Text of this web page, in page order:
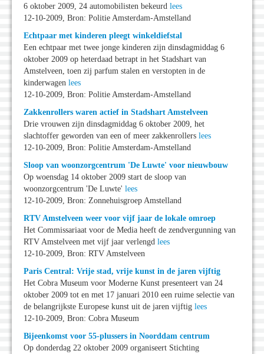
6 oktober 2009, 24 automobilisten bekeurd lees
12-10-2009, Bron: Politie Amsterdam-Amstelland
Echtpaar met kinderen pleegt winkeldiefstal
Een echtpaar met twee jonge kinderen zijn dinsdagmiddag 6
oktober 2009 op heterdaad betrapt in het Stadshart van
Amstelveen, toen zij parfum stalen en verstopten in de
kinderwagen lees
12-10-2009, Bron: Politie Amsterdam-Amstelland
Zakkenrollers waren actief in Stadshart Amstelveen
Drie vrouwen zijn dinsdagmiddag 6 oktober 2009, het
slachtoffer geworden van een of meer zakkenrollers lees
12-10-2009, Bron: Politie Amsterdam-Amstelland
Sloop van woonzorgcentrum 'De Luwte' voor nieuwbouw
Op woensdag 14 oktober 2009 start de sloop van
woonzorgcentrum 'De Luwte' lees
12-10-2009, Bron: Zonnehuisgroep Amstelland
RTV Amstelveen weer voor vijf jaar de lokale omroep
Het Commissariaat voor de Media heeft de zendvergunning van
RTV Amstelveen met vijf jaar verlengd lees
12-10-2009, Bron: RTV Amstelveen
Paris Central: Vrije stad, vrije kunst in de jaren vijftig
Het Cobra Museum voor Moderne Kunst presenteert van 24
oktober 2009 tot en met 17 januari 2010 een ruime selectie van
de belangrijkste Europese kunst uit de jaren vijftig lees
12-10-2009, Bron: Cobra Museum
Bijeenkomst voor 55-plussers in Noorddam centrum
Op donderdag 22 oktober 2009 organiseert Stichting